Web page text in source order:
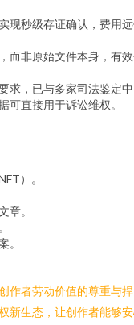
现秒级存证确认，费用
而非原始文件本身，有
求，已与多家司法鉴定中
可直接用于诉讼维权。
）。
章。
。
作者劳动价值的尊重与捍
新生态，让创作者能够